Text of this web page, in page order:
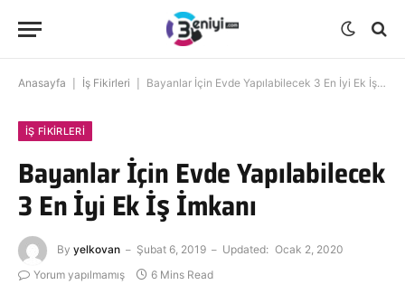
Anasayfa İş Fikirleri Bayanlar İçin Evde Yapılabilecek 3 En İyi Ek İş İmkanı
İŞ FIKIRLERI
Bayanlar İçin Evde Yapılabilecek
3 En İyi Ek İş İmkanı
By yelkovan Şubat 6, 2019 Updated: Ocak 2, 2020
Yorum yapılmamış
6 Mins Read